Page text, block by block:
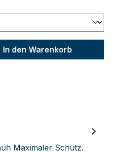
den
In den Warenkorb
Maximaler Schutz.